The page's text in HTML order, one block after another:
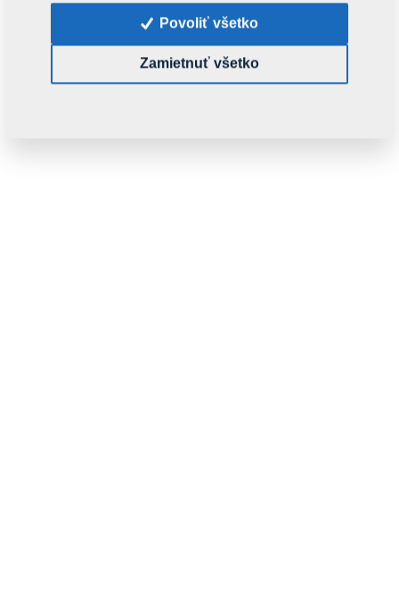
Povoliť všetko
Zamietnuť všetko